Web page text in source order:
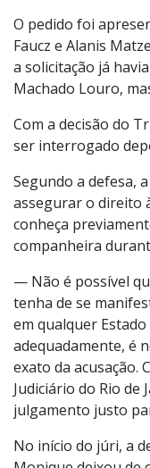
O pedido foi
Faucz e Alanis
a solicitação já
Machado Louro,
Com a decisão do
ser interrogado
Segundo a defesa,
assegurar o direito
conheça
companheira
— Não é possível
tenha de se
em qualquer
adequadamente, é
exato da acusação.
Judiciário do Rio
julgamento justo
No início do júri, a